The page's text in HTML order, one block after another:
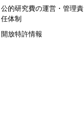
公的研究費の運営・管理責
任体制
開放特許情報